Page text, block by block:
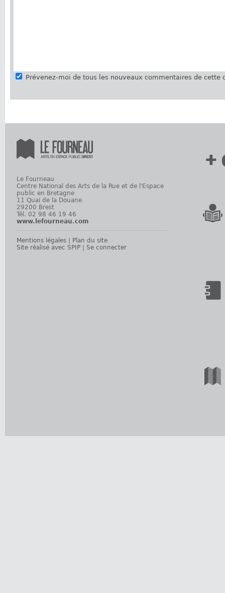
Prévenez-moi de tous les nouveaux commentaires de cette
Le Fourneau
Centre National des Arts de la Rue et de l'Espace
public en Bretagne
11 Quai de la Douane
29200 Brest
Tél. 02 98 46 19 46
www.lefourneau.com
Mentions légales
Plan du site
Site réalisé avec SPIP
Se connecter
+